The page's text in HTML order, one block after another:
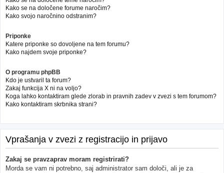
Kako se na določene forume naročim?
Kako svojo naročnino odstranim?
Priponke
Katere priponke so dovoljene na tem forumu?
Kako najdem svoje priponke?
O programu phpBB
Kdo je ustvaril ta forum?
Zakaj funkcija X ni na voljo?
Koga lahko kontaktiram glede zlorab in pravnih zadev v zvezi s tem forumom?
Kako kontaktiram skrbnika strani?
Vprašanja v zvezi z registracijo in prijavo
Zakaj se pravzaprav moram registrirati?
Morda se vam ni potrebno, saj administrator sam določi, ali je za